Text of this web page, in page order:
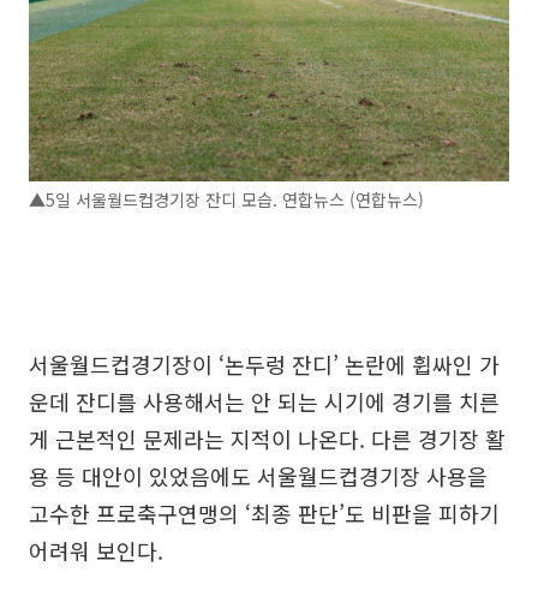
▲5일 서울월드컵경기장 잔디 모습. 연합뉴스 (연합뉴스)
서울월드컵경기장이 ‘논두렁 잔디’ 논란에 휩싸인 가
운데 잔디를 사용해서는 안 되는 시기에 경기를 치른
게 근본적인 문제라는 지적이 나온다. 다른 경기장 활
용 등 대안이 있었음에도 서울월드컵경기장 사용을
고수한 프로축구연맹의 ‘최종 판단’도 비판을 피하기
어려워 보인다.